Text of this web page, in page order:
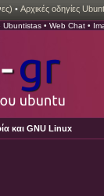
• Αρχικές οδηγίες
Ubuntistas • Web Chat •
και GNU Linux